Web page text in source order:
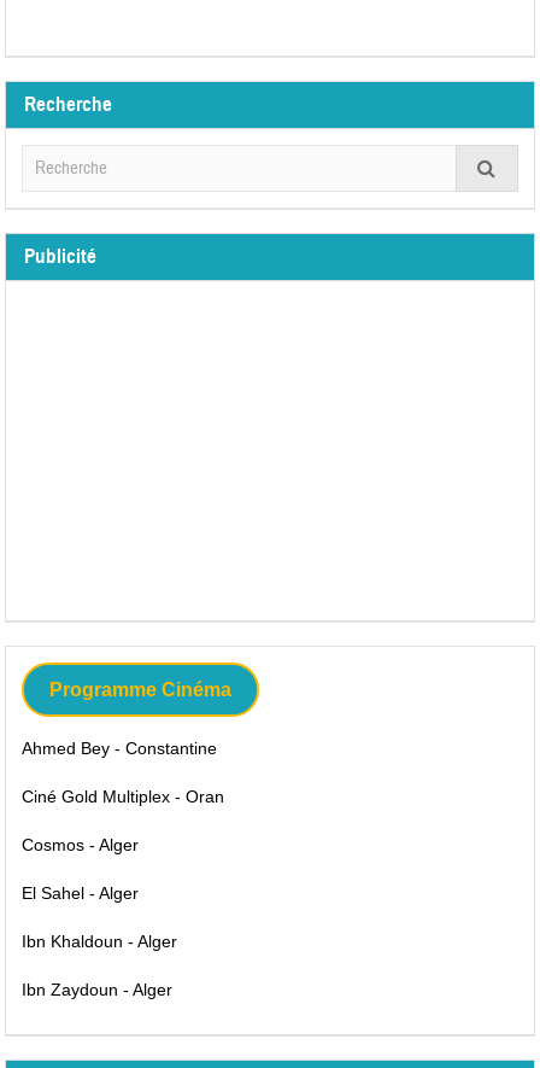
Recherche
Publicité
Programme Cinéma
Ahmed Bey - Constantine
Ciné Gold Multiplex - Oran
Cosmos - Alger
El Sahel - Alger
Ibn Khaldoun - Alger
Ibn Zaydoun - Alger